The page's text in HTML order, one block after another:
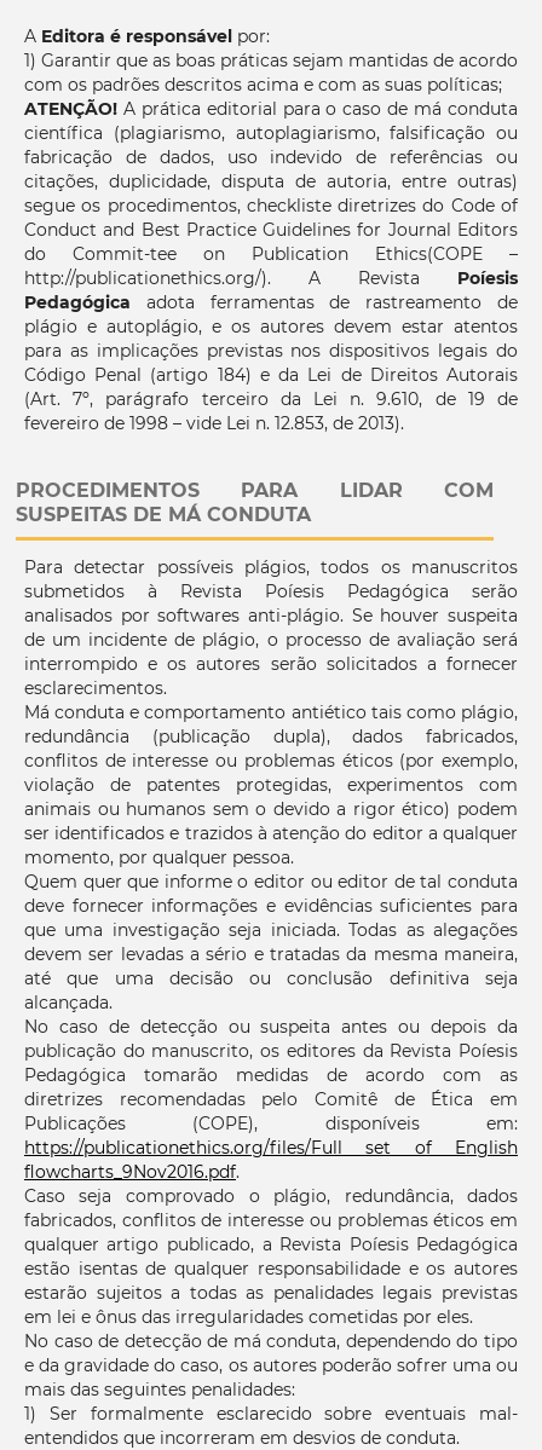
A Editora é responsávelpor:
1) Garantir que as boas práticas sejam mantidas de acordo
com os padrões descritos acima e com as suas políticas;
ATENÇÃO!A prática editorial para o caso de má conduta
científica (plagiarismo, autoplagiarismo, falsificação ou
fabricação de dados, uso indevido de referências ou
citações, duplicidade, disputa de autoria, entre outras)
segue os procedimentos, checkliste diretrizes do Code of
Conduct and Best Practice Guidelines for Journal Editors
do Commit-tee on Publication Ethics(COPE –
http://publicationethics.org/). A Revista Poíesis
Pedagógica adota ferramentas de rastreamento de
plágio e autoplágio, e os autores devem estar atentos
para as implicações previstas nos dispositivos legais do
Código Penal (artigo 184) e da Lei de Direitos Autorais
(Art. 7º, parágrafo terceiro da Lei n. 9.610, de 19 de
fevereiro de 1998 – vide Lei n. 12.853, de 2013).
PROCEDIMENTOS PARA LIDAR COM
SUSPEITAS DE MÁ CONDUTA
Para detectar possíveis plágios, todos os manuscritos
submetidos à Revista Poíesis Pedagógica serão
analisados por softwares anti-plágio. Se houver suspeita
de um incidente de plágio, o processo de avaliação será
interrompido e os autores serão solicitados a fornecer
esclarecimentos.
Má conduta e comportamento antiético tais como plágio,
redundância (publicação dupla), dados fabricados,
conflitos de interesse ou problemas éticos (por exemplo,
violação de patentes protegidas, experimentos com
animais ou humanos sem o devido a rigor ético) podem
ser identificados e trazidos à atenção do editor a qualquer
momento, por qualquer pessoa.
Quem quer que informe o editor ou editor de tal conduta
deve fornecer informações e evidências suficientes para
que uma investigação seja iniciada. Todas as alegações
devem ser levadas a sério e tratadas da mesma maneira,
até que uma decisão ou conclusão definitiva seja
alcançada.
No caso de detecção ou suspeita antes ou depois da
publicação do manuscrito, os editores da Revista Poíesis
Pedagógica tomarão medidas de acordo com as
diretrizes recomendadas pelo Comitê de Ética em
Publicações (COPE), disponíveis em:
https://publicationethics.org/files/Full set of English
flowcharts_9Nov2016.pdf.
Caso seja comprovado o plágio, redundância, dados
fabricados, conflitos de interesse ou problemas éticos em
qualquer artigo publicado, a Revista Poíesis Pedagógica
estão isentas de qualquer responsabilidade e os autores
estarão sujeitos a todas as penalidades legais previstas
em lei e ônus das irregularidades cometidas por eles.
No caso de detecção de má conduta, dependendo do tipo
e da gravidade do caso, os autores poderão sofrer uma ou
mais das seguintes penalidades:
1) Ser formalmente esclarecido sobre eventuais mal-
entendidos que incorreram em desvios de conduta.